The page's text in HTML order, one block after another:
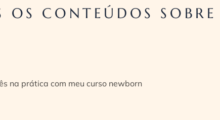
OS CONTEÚDOS
na prática com meu curso newborn